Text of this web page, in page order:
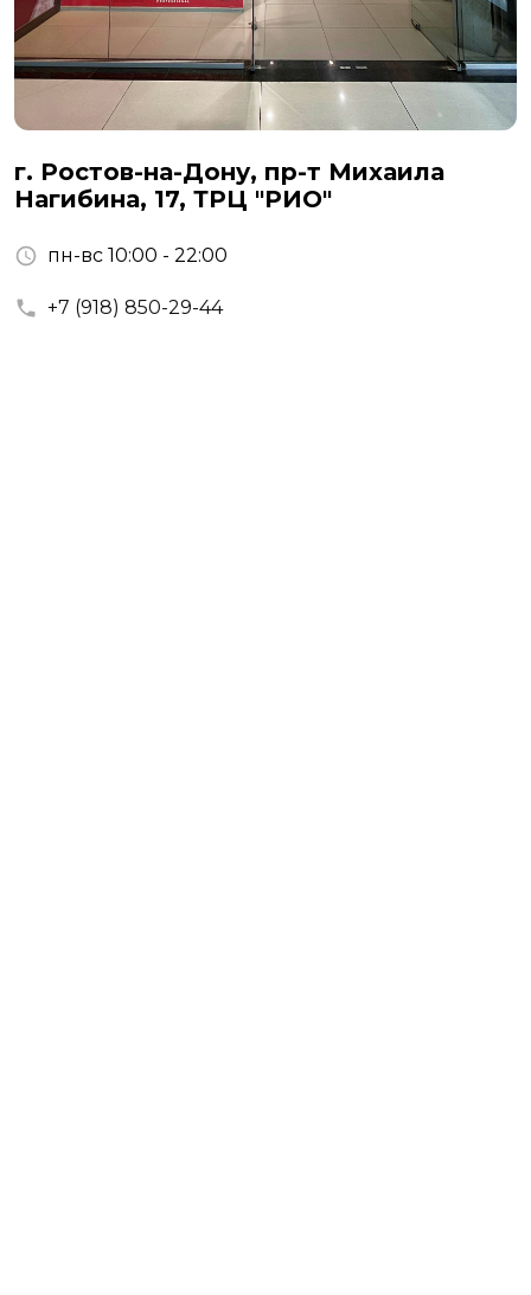
г. Ростов-на-Дону, пр-т Михаила
Нагибина, 17, ТРЦ "РИО"
пн-вс 10:00 - 22:00
+7 (918) 850-29-44